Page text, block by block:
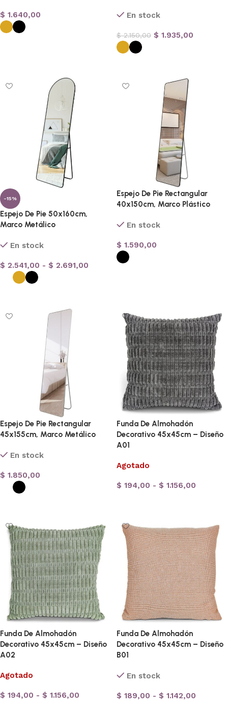
$ 1.640,00 En stock
$2.150,00 $ 1.935,00
-15%
Espejo De Pie 50x160cm,
Marco Metálico
En stock
$ 2.541,00 - $ 2.691,00
Espejo De Pie Rectangular
40x150cm, Marco Plástico
En stock
$ 1.590,00
Espejo De Pie Rectangular
45x155cm, Marco Metálico
En stock
$ 1.850,00
Funda De Almohadón
Decorativo 45x45cm – Diseño
A01
Agotado
$ 194,00 - $ 1.156,00
Funda De Almohadón
Decorativo 45x45cm – Diseño
A02
Agotado
$ 194,00 - $ 1.156,00
Funda De Almohadón
Decorativo 45x45cm – Diseño
B01
En stock
$ 189,00 - $ 1.142,00